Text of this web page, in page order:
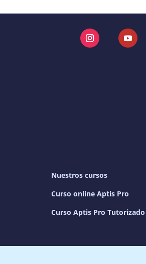
Instagram YouTube
Nuestros cursos
Curso online Aptis Pro
Curso Aptis Pro Tutorizado